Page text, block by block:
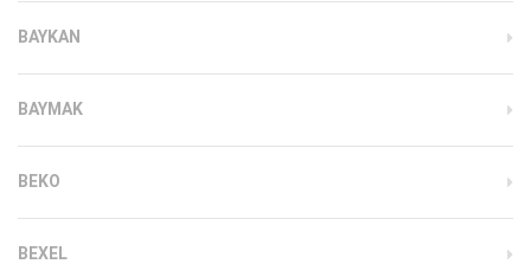
BAYKAN
BAYMAK
BEKO
BEXEL